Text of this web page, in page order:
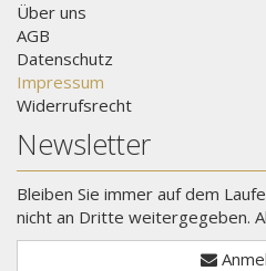
Über uns
AGB
Datenschutz
Impressum
Widerrufsrecht
Newsletter
Bleiben Sie immer auf dem
nicht an Dritte weitergegeben.